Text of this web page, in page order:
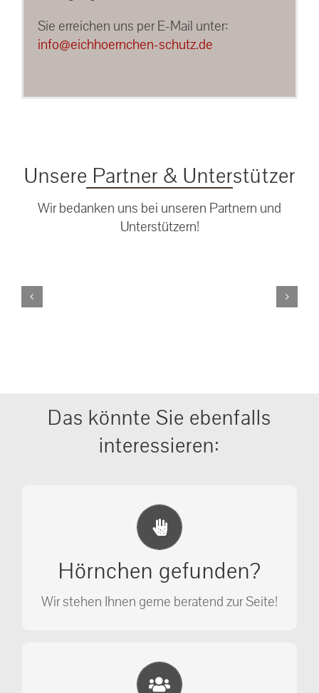
Sie erreichen uns per E-Mail unter:
info@eichhoernchen-schutz.de
Unsere Partner & Unterstützer
Wir bedanken uns bei unseren Partnern und
Unterstützern!
Das könnte Sie ebenfalls
interessieren:
Hörnchen gefunden?
Wir stehen Ihnen gerne beratend zur Seite!
Erste Hilfe Maßnahmen
Ihr Anruf kann Leben retten!
Eichhörnchen Schutz e.V.